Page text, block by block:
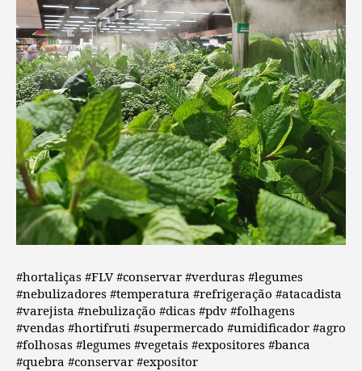
#hortaliças #FLV #conservar #verduras #legumes
#nebulizadores #temperatura #refrigeração #atacadista
#varejista #nebulização #dicas #pdv #folhagens
#vendas #hortifruti #supermercado #umidificador #agro
#folhosas #legumes #vegetais #expositores #banca
#quebra #conservar #expositor